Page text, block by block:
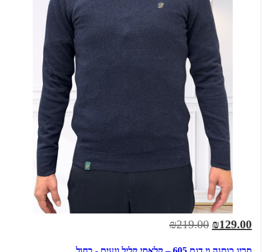
₪129.00
₪219.00